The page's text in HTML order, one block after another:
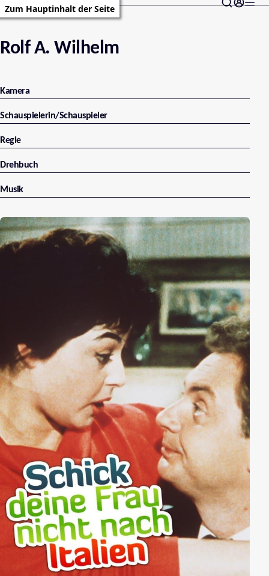
Zum Hauptinhalt der Seite
Rolf A. Wilhelm
Kamera
Schauspielerin/Schauspieler
Regie
Drehbuch
Musik